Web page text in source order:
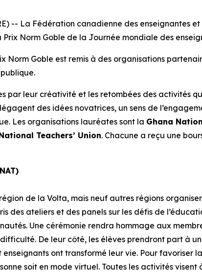
-- La Fédération canadienne des enseignantes
Norm Goble de la Journée mondiale des
Norm Goble est remis à des organisations
par leur créativité et les retombées des activités
des idées novatrices, un sens de
Les organisations lauréates sont la Ghana
Teachers’ Union. Chacune a reçu une
de la Volta, mais neuf autres régions
des ateliers et des panels sur les défis de
Une cérémonie rendra hommage aux
De leur côté, les élèves prendront part à
ont transformé leur vie. Pour favoriser
soit en mode virtuel. Toutes les activités